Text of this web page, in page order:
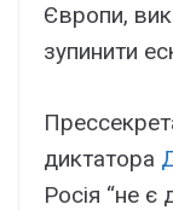
Європи,
зупинити
диктатора
Росія “не